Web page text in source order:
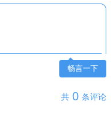
畅言一下
共 0 条评论